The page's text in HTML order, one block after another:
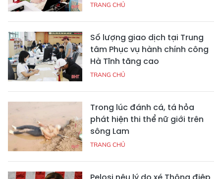
TRANG CHỦ
Số lượng giao dịch tại Trung
tâm Phục vụ hành chính công
Hà Tĩnh tăng cao
TRANG CHỦ
Trong lúc đánh cá, tá hỏa
phát hiện thi thể nữ giới trên
sông Lam
TRANG CHỦ